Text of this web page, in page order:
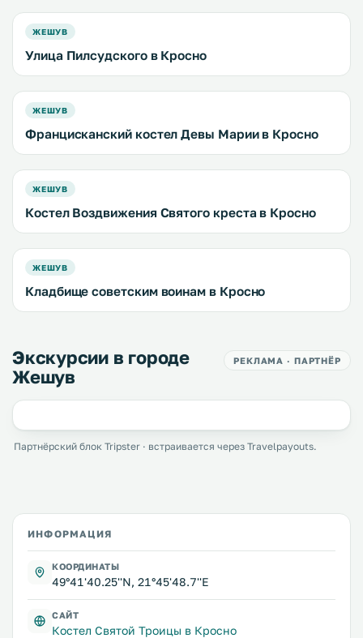
ЖЕШУВ
Улица Пилсудского в Кросно
ЖЕШУВ
Францисканский костел Девы Марии в Кросно
ЖЕШУВ
Костел Воздвижения Святого креста в Кросно
ЖЕШУВ
Кладбище советским воинам в Кросно
Экскурсии в городе
Жешув
РЕКЛАМА · ПАРТНЁР
Партнёрский блок Tripster · встраивается через Travelpayouts.
ИНФОРМАЦИЯ
КООРДИНАТЫ
49°41'40.25''N, 21°45'48.7''E
САЙТ
Костел Святой Троицы в Кросно